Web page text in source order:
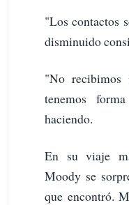
"Los contactos
disminuido
"No
tenemos
haciendo.
En su viaje
Moody se
que encontró.